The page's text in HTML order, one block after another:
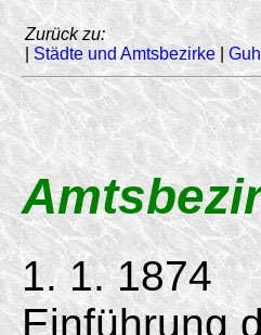
Zurück zu:
| Städte und Amtsbezirke|
1. 1. 1874
Einführung